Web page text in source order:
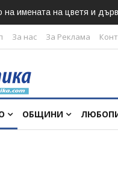
на имената на цветя и
За нас За Реклама
ОБЩИНИ